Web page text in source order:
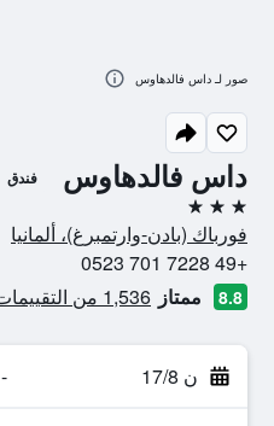
داس فالدهاوس فندق
3 نجوم
فورباك (بادن-وارتمبرغ)، ألمانيا
+49 7228 701 0523
8.8 ممتاز 1,536 من التقييمات تم التحقق منها
ن 17/8 -
صور لـ داس فالدهاوس